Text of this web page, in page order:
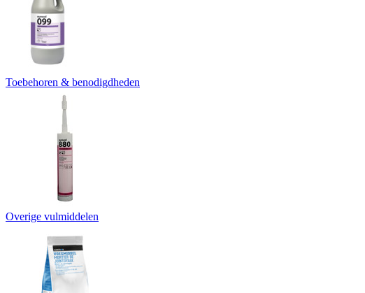
Toebehoren & benodigdheden
Overige vulmiddelen